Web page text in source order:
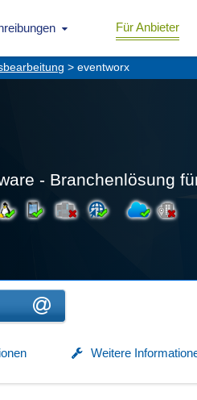
Für Anbieter
> eventworx
- Branchenlösung
Weitere